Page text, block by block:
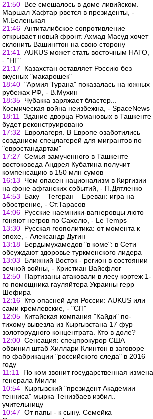
21:50 Все смешалось в доме ливийском.
Маршал Хафтар рвется в президенты, -
М.Беленькая
21:46 Антиталибское сопротивление
открывает новый фронт. Ахмад Масуд хочет
склонить Вашингтон на свою сторону
21:41
AUKUS может стать восточным НАТО,
- "НГ"
21:17
Казахстан оставляет Россию без
вкусных "макарошек"
18:40 "Армия Турана" показалась на южных
рубежах РФ, - В.Мухин
18:35 Чубакка заряжает бластер...
Космическая война неизбежна, - SpaceNews
18:11
Здание дворца Романовых в Ташкенте
будет реконструировано
17:32
Евролагеря. В Европе озаботились
созданием спецлагерей для мигрантов по
"евростандартам"
17:27 Семья замученного в Ташкенте
востоковеда Андрея Кубатина получит
компенсацию в 150 млн сумов
16:13
Чем опасен национализм в Киргизии
на фоне афганских событий, - П.Дятленко
14:53
Баку – Тегеран – Ереван: игра на
обострение, - Ст.Тарасов
14:06 Русские наемники-вагнеровцы люто
гоняют негров по Сахелю, - Le Temps
13:30 Русская геополитика: от момента к
эпохе, - Александр Дугин
13:18 Бердымухамедов "в коме": в Сети
обсуждают здоровье туркменского лидера
13:03
Ближний Восток - регион в состоянии
вечной войны, - Кристиан Вайсфлог
12:50 Партизаны атаковали в лесу кортеж 1-
го помощника гауляйтера Украины герр
Шефира
12:16 Кто опасней для России: AUKUS или
сами кремлевские, - "СП"
12:05 Китайская компания "Кайди" по-
тихому вывезла из Кыргызстана 17 фур
золоторудного концентрата. Кто в доле?
12:00 Сенсация: спецпрокурор США
обвинил штаб Хиллари Клинтон в заговоре
по фабрикации "российского следа" в 2016
году
11:11
По ком звонит государственная измена
генерала Милли
10:54 Кыргызский "президент Академии
тенниса" мырка Тенизбаев избил..
учительницу
10:47 От папы - к сыну. Семейка